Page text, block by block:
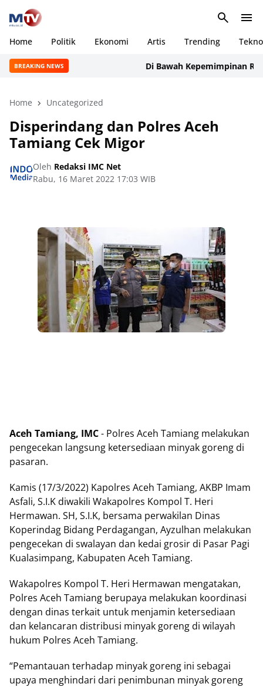
Home Politik Ekonomi Artis Trending Tekno
BREAKING NEWS Di Bawah Kepemimpinan Rudi
Home Uncategorized
Disperindang dan Polres Aceh
Tamiang Cek Migor
Oleh Redaksi IMC Net
Rabu, 16 Maret 2022 17:03 WIB
Aceh Tamiang, IMC- Polres Aceh Tamiang melakukan
pengecekan langsung ketersediaan minyak goreng di
pasaran.
Kamis (17/3/2022) Kapolres Aceh Tamiang, AKBP Imam
Asfali, S.I.K diwakili Wakapolres Kompol T. Heri
Hermawan. SH, S.I.K, bersama perwakilan Dinas
Koperindag Bidang Perdagangan, Ayzulhan melakukan
pengecekan di swalayan dan kedai grosir di Pasar Pagi
Kualasimpang, Kabupaten Aceh Tamiang.
Wakapolres Kompol T. Heri Hermawan mengatakan,
Polres Aceh Tamiang berupaya melakukan koordinasi
dengan dinas terkait untuk menjamin ketersediaan
dan kelancaran distribusi minyak goreng di wilayah
hukum Polres Aceh Tamiang.
“Pemantauan terhadap minyak goreng ini sebagai
upaya menghindari dari penimbunan minyak goreng